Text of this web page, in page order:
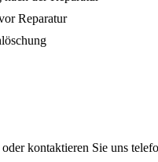
Reparatur
kontaktieren Sie uns